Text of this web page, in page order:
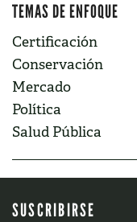
TEMAS DE ENFOQUE
Certificación
Conservación
Mercado
Política
Salud Pública
SUSCRIBIRSE